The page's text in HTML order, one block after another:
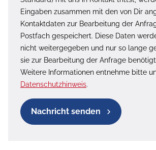
Eingaben zusammen mit den von Dir
Kontaktdaten zur Bearbeitung der
Postfach gespeichert. Diese Daten
nicht weitergegeben und nur so lange
sie zur Bearbeitung der Anfrage
Weitere Informationen entnehme bitte
Datenschutzhinweis.
Nachricht senden